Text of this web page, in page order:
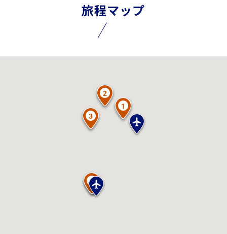
旅程マップ